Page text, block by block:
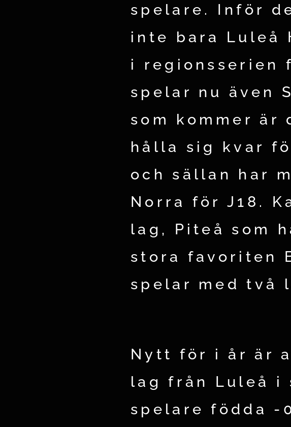
spelare. Inför
inte bara Luleå
i regionsserien
spelar nu även
som kommer
hålla sig kvar
och sällan har
Norra för J18.
lag, Piteå som
stora favoriten
spelar med två
Nytt för i år är
lag från Luleå i
spelare födda